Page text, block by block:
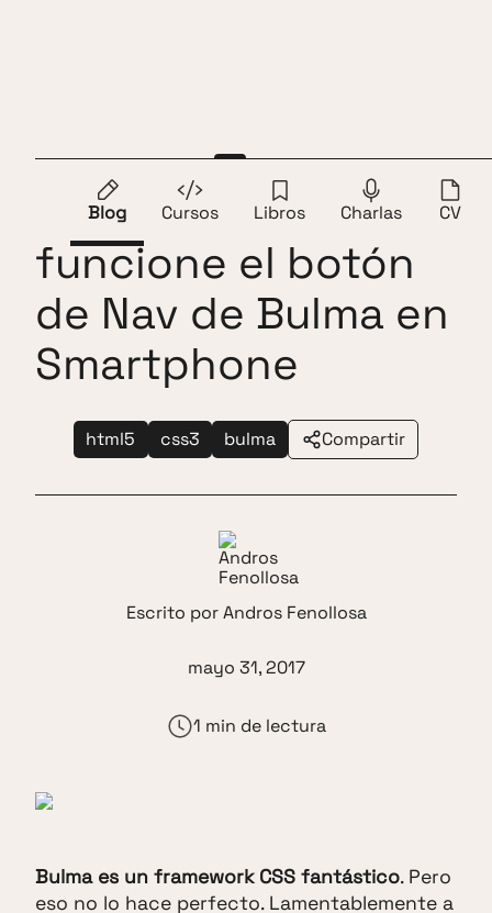
Saltar al contenido
Blog
Cursos Libros Charlas CV
Cómo hacer que
funcione el botón
de Nav de Bulma en
Smartphone
html5 css3 bulma Compartir
Bulma es un framework CSS fantástico. Pero
eso no lo hace perfecto. Lamentablemente a
Escrito porAndros Fenollosa
mayo 31, 2017
1 min de lectura